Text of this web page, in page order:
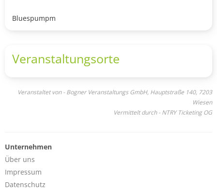
Bluespumpm
Veranstaltungsorte
Veranstaltet von - Bogner Veranstaltungs GmbH, Hauptstraße 140, 7203
Wiesen
Vermittelt durch - NTRY Ticketing OG
Unternehmen
Über uns
Impressum
Datenschutz